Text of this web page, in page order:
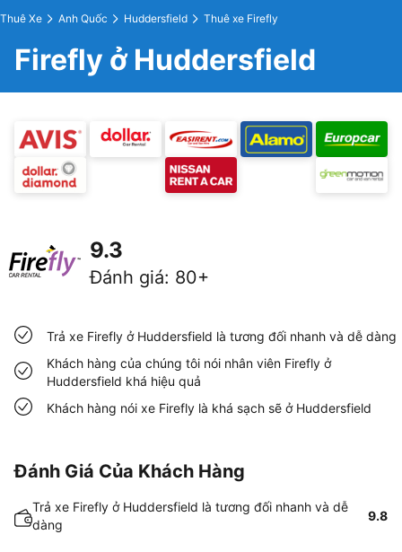
Thuê Xe Anh Quốc Huddersfield Thuê xe Firefly
Firefly ở Huddersfield
9.3
Đánh giá: 80+
Trả xe Firefly ở Huddersfield là tương đối nhanh và dễ dàng
Khách hàng của chúng tôi nói nhân viên Firefly ở
Huddersfield khá hiệu quả
Khách hàng nói xe Firefly là khá sạch sẽ ở Huddersfield
Đánh Giá Của Khách Hàng
Trả xe Firefly ở Huddersfield là tương đối nhanh và dễ
dàng
9.8